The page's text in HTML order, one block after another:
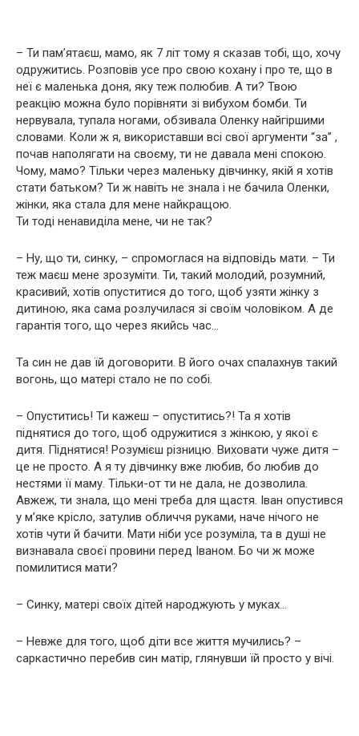
– Ти пам’ятаєш, мамо, як 7 літ тому я сказав тобі, що, хочу
одружитись. Розповів усе про свою кохану і про те, що в
неї є маленька доня, яку теж полюбив. А ти? Твою
реакцію можна було порівняти зі вибухом бомби. Ти
нервувала, тупала ногами, обзивала Оленку найгіршими
словами. Коли ж я, використавши всі свої аргументи “за” ,
почав наполягати на своєму, ти не давала мені спокою.
Чому, мамо? Тільки через маленьку дівчинку, якій я хотів
стати батьком? Ти ж навіть не знала і не бачила Оленки,
жінки, яка стала для мене найкращою.
Ти тоді ненавиділа мене, чи не так?
– Ну, що ти, синку, – спромоглася на відповідь мати. – Ти
теж маєш мене зрозуміти. Ти, такий молодий, розумний,
красивий, хотів опуститися до того, щоб узяти жінку з
дитиною, яка сама розлучилася зі своїм чоловіком. А де
гарантія того, що через якийсь час…
Та син не дав їй договорити. В його очах спалахнув такий
вогонь, що матері стало не по собі.
– Опуститись! Ти кажеш – опуститись?! Та я хотів
піднятися до того, щоб одружитися з жінкою, у якої є
дитя. Піднятися! Розумієш різницю. Виховати чуже дитя –
це не просто. А я ту дівчинку вже любив, бо любив до
нестями її маму. Тільки-от ти не дала, не дозволила.
Авжеж, ти знала, що мені треба для щастя. Іван опустився
у м’яке крісло, затулив обличчя руками, наче нічого не
хотів чути й бачити. Мати ніби усе розуміла, та в душі не
визнавала своєї провини перед Іваном. Бо чи ж може
помилитися мати?
– Синку, матері своїх дітей народжують у муках…
– Невже для того, щоб діти все життя мучились? –
саркастично перебив син матір, глянувши їй просто у вічі.